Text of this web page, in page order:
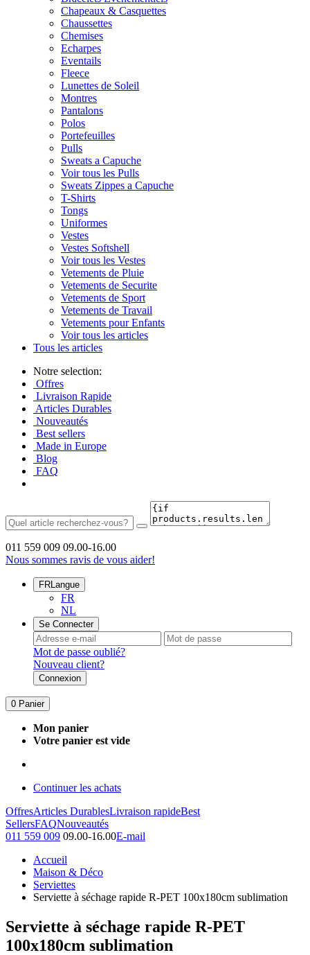
Chapeaux & Casquettes
Chaussettes
Chemises
Echarpes
Eventails
Fleece
Lunettes de Soleil
Montres
Pantalons
Polos
Portefeuilles
Pulls
Sweats a Capuche
Voir tous les Pulls
Sweats Zippes a Capuche
T-Shirts
Tongs
Uniformes
Vestes
Vestes Softshell
Voir tous les Vestes
Vetements de Pluie
Vetements de Securite
Vetements de Sport
Vetements de Travail
Vetements pour Enfants
Voir tous les articles
Tous les articles
Notre selection:
Offres
Livraison Rapide
Articles Durables
Nouveautés
Best sellers
Made in Europe
Blog
FAQ
011 559 009 09.00-16.00
Nous sommes ravis de vous aider!
FRLangue
FR
NL
Se Connecter
Mot de passe oublié?
Nouveau client?
Connexion
0 Panier
Mon panier
Votre panier est vide
Continuer les achats
OffresArticles DurablesLivraison rapideBest
SellersFAQNouveautés
011 559 009 09.00-16.00E-mail
Accueil
Maison & Déco
Serviettes
Serviette à séchage rapide R-PET 100x180cm sublimation
Serviette à séchage rapide R-PET
100x180cm sublimation